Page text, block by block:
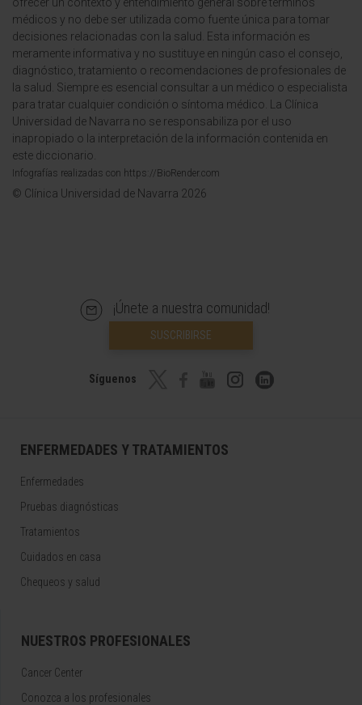
médicos y no debe ser utilizada como fuente única para tomar
decisiones relacionadas con la salud. Esta información es
meramente informativa y no sustituye en ningún caso el consejo,
diagnóstico, tratamiento o recomendaciones de profesionales de
la salud. Siempre es esencial consultar a un médico o especialista
para tratar cualquier condición o síntoma médico. La Clínica
Universidad de Navarra no se responsabiliza por el uso
inapropiado o la interpretación de la información contenida en
este diccionario.
Infografías realizadas con https://BioRender.com
© Clínica Universidad de Navarra 2026
¡Únete a nuestra comunidad!
SUSCRIBIRSE
Síguenos
ENFERMEDADES Y TRATAMIENTOS
Enfermedades
Pruebas diagnósticas
Tratamientos
Cuidados en casa
Chequeos y salud
NUESTROS PROFESIONALES
Cancer Center
Conozca a los profesionales